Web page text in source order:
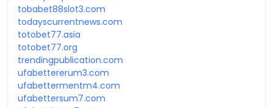
tobabet88slot3.com
todayscurrentnews.com
totobet77.asia
totobet77.org
trendingpublication.com
ufabettererum3.com
ufabettermentm4.com
ufabettersum7.com